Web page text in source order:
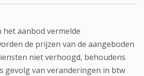
het aanbod vermelde
de prijzen van de aangeboden
niet verhoogd, behoudens
gevolg van veranderingen in btw